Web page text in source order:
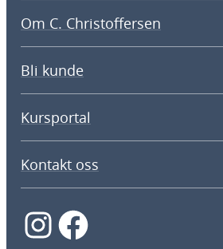
Om C. Christoffersen
Bli kunde
Kursportal
Kontakt oss
InstagramFacebook